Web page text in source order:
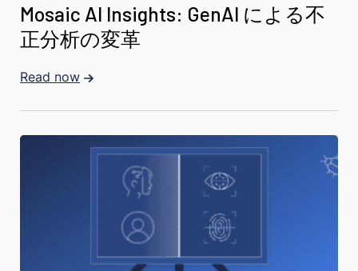
Mosaic AI Insights: GenAI による不
正分析の変革
Read now